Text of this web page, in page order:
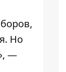
Но
—